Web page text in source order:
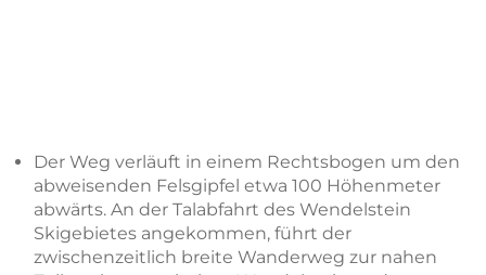
Der Weg verläuft in einem Rechtsbogen um den
abweisenden Felsgipfel etwa 100 Höhenmeter
abwärts. An der Talabfahrt des Wendelstein
Skigebietes angekommen, führt der
zwischenzeitlich breite Wanderweg zur nahen